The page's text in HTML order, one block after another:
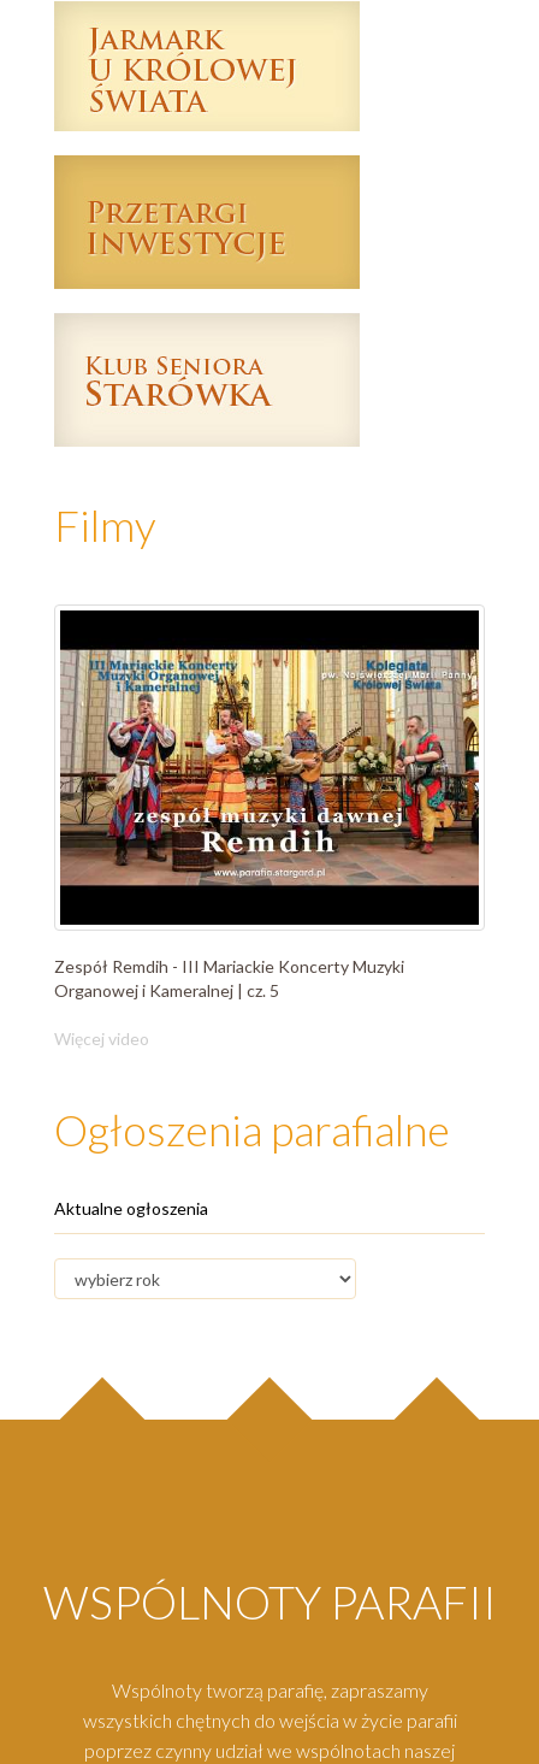
Filmy
Zespół Remdih - III Mariackie Koncerty Muzyki
Organowej i Kameralnej | cz. 5
Więcej video
Ogłoszenia parafialne
Aktualne ogłoszenia
WSPÓLNOTY PARAFII
Wspólnoty tworzą parafię, zapraszamy
wszystkich chętnych do wejścia w życie parafii
poprzez czynny udział we wspólnotach naszej